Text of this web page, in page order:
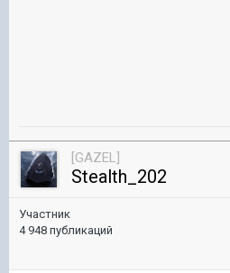
[GAZEL]
Stealth_202
Участник
4 948 публикаций